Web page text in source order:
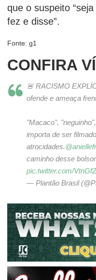
que o suspeito
fez e disse”.
Fonte: g1
CONFIRA
🚨 RACISMO
ofende e ameaça
"Macaco",
importa de ser
atrocidades.
caminho desse
pic.twitter.com/
— Plantão Brasil